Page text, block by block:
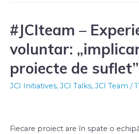
#JCIteam –
voluntar:
proiecte de suflet”
JCI Initiatives, JCI Talks, JCI Team /
Fiecare proiect are în spate o